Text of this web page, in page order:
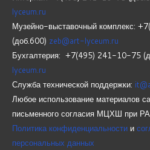
lyceum.ru
Музейно-выставочный комплекс:
(доб.600) zeb@art-lyceum.ru
Бухгалтерия: +7(495) 241-10-75
lyceum.ru
Служба технической поддержки:
Любое использование материалов
письменного согласия МЦХШ при
Политика конфиденциальности и
персональных данных